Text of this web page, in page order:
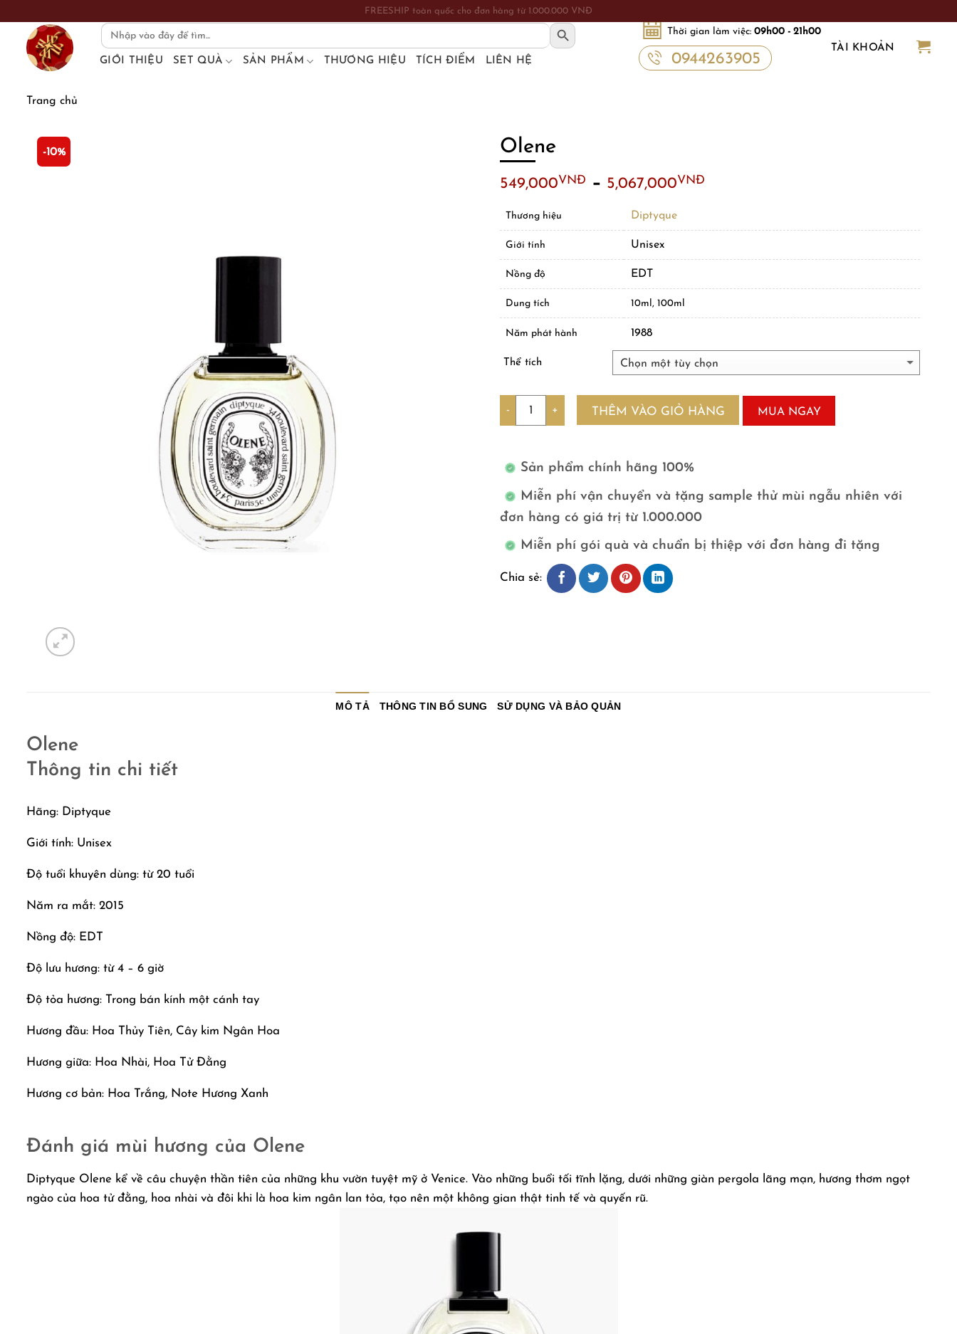
content
FREESHIP toàn quốc cho đơn hàng từ 1.000.000 VNĐ
Search
SEARCH BUTTON
GIỚI THIỆU SET QUÀ SẢN PHẨM THƯƠNG HIỆU TÍCH ĐIỂM LIÊN HỆ
Thời gian làm việc: 09h00 - 21h00
0944263905
TÀI KHOẢN
Trang chủ
-10% Olene
549,000VNĐ – 5,067,000VNĐ
Thương hiệu Diptyque
Giới tính Unisex
Nồng độ EDT
Dung tích 10ml, 100ml
Năm phát hành 1988
Thể tích
Số lượng
THÊM VÀO GIỎ HÀNG MUA NGAY
Sản phẩm chính hãng 100%
Miễn phí vận chuyển và tặng sample thử mùi ngẫu nhiên với
đơn hàng có giá trị từ 1.000.000
Miễn phí gói quà và chuẩn bị thiệp với đơn hàng đi tặng
Chia sẻ:
MÔ TẢ THÔNG TIN BỔ SUNG SỬ DỤNG VÀ BẢO QUẢN
Olene
Thông tin chi tiết
Hãng: Diptyque
Giới tính: Unisex
Độ tuổi khuyên dùng: từ 20 tuổi
Năm ra mắt: 2015
Nồng độ: EDT
Độ lưu hương: từ 4 – 6 giờ
Độ tỏa hương: Trong bán kính một cánh tay
Hương đầu: Hoa Thủy Tiên, Cây kim Ngân Hoa
Hương giữa: Hoa Nhài, Hoa Tử Đằng
Hương cơ bản: Hoa Trắng, Note Hương Xanh
Đánh giá mùi hương của Olene
Diptyque Olene kể về câu chuyện thần tiên của những khu vườn tuyệt mỹ ở Venice. Vào những buổi tối tĩnh lặng, dưới những giàn pergola lãng mạn, hương thơm ngọt
ngào của hoa tử đằng, hoa nhài và đôi khi là hoa kim ngân lan tỏa, tạo nên một không gian thật tinh tế và quyến rũ.